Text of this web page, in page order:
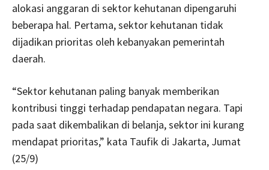
alokasi anggaran di sektor kehutanan dipengaruhi
beberapa hal. Pertama, sektor kehutanan tidak
dijadikan prioritas oleh kebanyakan pemerintah
daerah.
“Sektor kehutanan paling banyak memberikan
kontribusi tinggi terhadap pendapatan negara. Tapi
pada saat dikembalikan di belanja, sektor ini kurang
mendapat prioritas,” kata Taufik di Jakarta, Jumat
(25/9)